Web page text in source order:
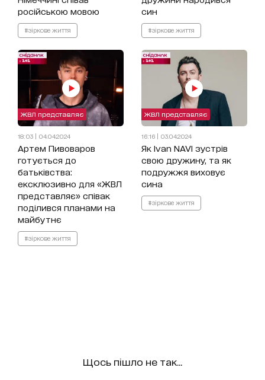
російською мовою
#зіркове життя
син
#зіркове життя
ЖВЛ представляє
18:03 | 04.04.2024
Артем Пивоваров
готується до
батьківства:
ексклюзивно для «ЖВЛ
представляє» співак
поділився планами на
майбутнє
#зіркове життя
ЖВЛ представляє
16:16 | 03.04.2024
Як Ivan NAVI зустрів
свою дружину, та як
подружжя виховує
сина
#зіркове життя
Щось пішло не так...